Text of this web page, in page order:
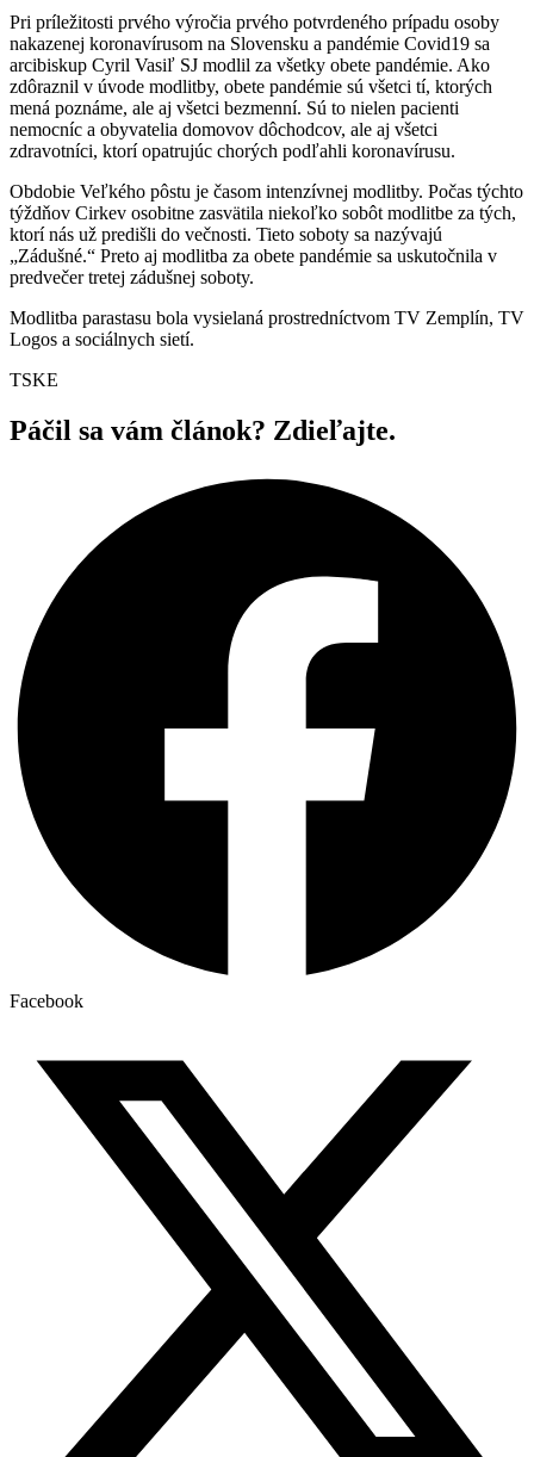
Pri príležitosti prvého výročia prvého potvrdeného prípadu osoby
nakazenej koronavírusom na Slovensku a pandémie Covid19 sa
arcibiskup Cyril Vasiľ SJ modlil za všetky obete pandémie. Ako
zdôraznil v úvode modlitby, obete pandémie sú všetci tí, ktorých
mená poznáme, ale aj všetci bezmenní. Sú to nielen pacienti
nemocníc a obyvatelia domovov dôchodcov, ale aj všetci
zdravotníci, ktorí opatrujúc chorých podľahli koronavírusu.
Obdobie Veľkého pôstu je časom intenzívnej modlitby. Počas týchto
týždňov Cirkev osobitne zasvätila niekoľko sobôt modlitbe za tých,
ktorí nás už predišli do večnosti. Tieto soboty sa nazývajú
„Zádušné.“ Preto aj modlitba za obete pandémie sa uskutočnila v
predvečer tretej zádušnej soboty.
Modlitba parastasu bola vysielaná prostredníctvom TV Zemplín, TV
Logos a sociálnych sietí.
TSKE
Páčil sa vám článok? Zdieľajte.
Facebook